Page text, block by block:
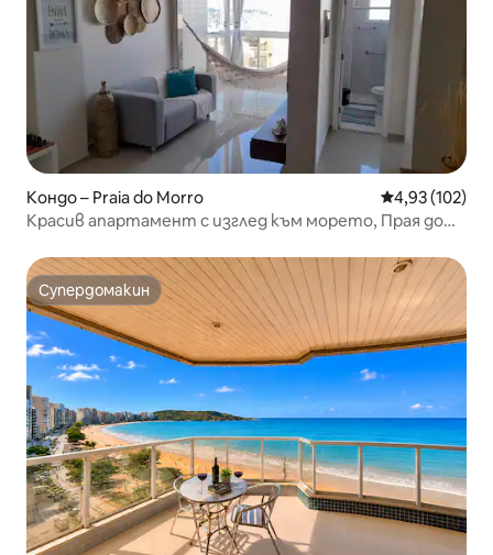
Кондо – Praia do Morro Средна
4,93 (102)
Красив апартамент с изглед към морето, Прая до
Супердомакин
Супердомакин